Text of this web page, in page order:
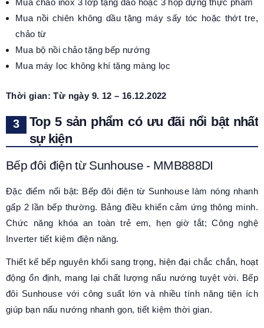
Mua nồi chiên không dầu tặng máy sấy tóc hoặc thớt tre,
chảo từ
Mua bộ nồi chảo tặng bếp nướng
Mua máy lọc không khí tặng màng lọc
Thời gian: Từ ngày 9. 12 – 16.12.2022
Top 5 sản phẩm có ưu đãi nổi bật nhất
sự kiện
Bếp đôi điện từ Sunhouse - MMB888DI
Đặc điểm nổi bật: Bếp đôi điện từ Sunhouse làm nóng nhanh
gấp 2 lần bếp thường. Bảng điều khiển cảm ứng thông minh.
Chức năng khóa an toàn trẻ em, hẹn giờ tắt; Công nghệ
Inverter tiết kiệm điện năng.
Thiết kế bếp nguyên khối sang trọng, hiện đại chắc chắn, hoạt
động ổn định, mang lại chất lượng nấu nướng tuyệt vời. Bếp
đôi Sunhouse với công suất lớn và nhiều tính năng tiện ích
giúp bạn nấu nướng nhanh gọn, tiết kiệm thời gian.